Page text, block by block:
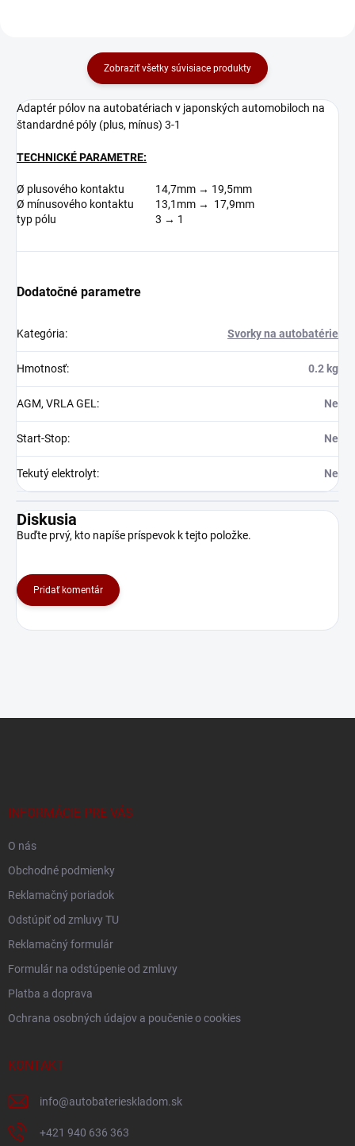
Zobraziť všetky súvisiace produkty
Adaptér pólov na autobatériach v japonských automobiloch na
štandardné póly (plus, mínus) 3-1
TECHNICKÉ PARAMETRE:
Ø plusového kontaktu
14,7mm → 19,5mm
Ø mínusového kontaktu 13,1mm → 17,9mm
typ pólu
3 → 1
Dodatočné parametre
Kategória: Svorky na autobatérie
Hmotnosť: 0.2 kg
AGM, VRLA GEL : Ne
Start-Stop: Ne
Tekutý elektrolyt: Ne
Diskusia
Buďte prvý, kto napíše príspevok k tejto položke.
Pridať komentár
INFORMÁCIE PRE VÁS
O nás
Obchodné podmienky
Reklamačný poriadok
Odstúpiť od zmluvy TU
Reklamačný formulár
Formulár na odstúpenie od zmluvy
Platba a doprava
Ochrana osobných údajov a poučenie o cookies
KONTAKT
info@autobaterieskladom.sk
+421 940 636 363